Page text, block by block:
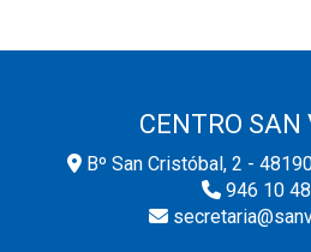
CENTRO SAN
Bº San Cristóbal, 2 -
946 10